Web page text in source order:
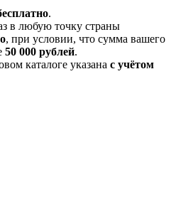
.
в любую точку страны
, при условии, что сумма вашего
50 000 рублей.
каталоге указана с учётом